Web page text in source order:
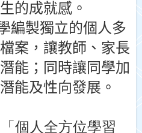
的成就感。
編製獨立的個人多
案，讓教師、家長
能；同時讓同學加
能及性向發展。
個人全方位學習